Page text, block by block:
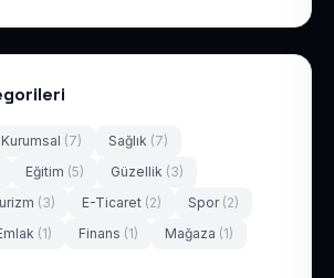
Kurumsal (7) Sağlık (7)
Eğitim (5) Güzellik (3)
(3) E-Ticaret (2) Spor (2)
(1) Finans (1) Mağaza (1)